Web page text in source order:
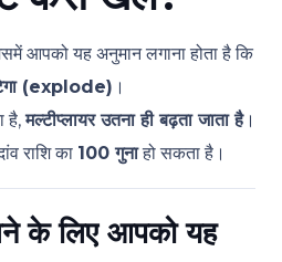
आपको यह अनुमान लगाना होता है कि
(explode) ।
है,मल्टीप्लायर उतना ही बढ़ता जाता है।
राशि का 100 गुनाहो सकता है।
के लिए आपको यह